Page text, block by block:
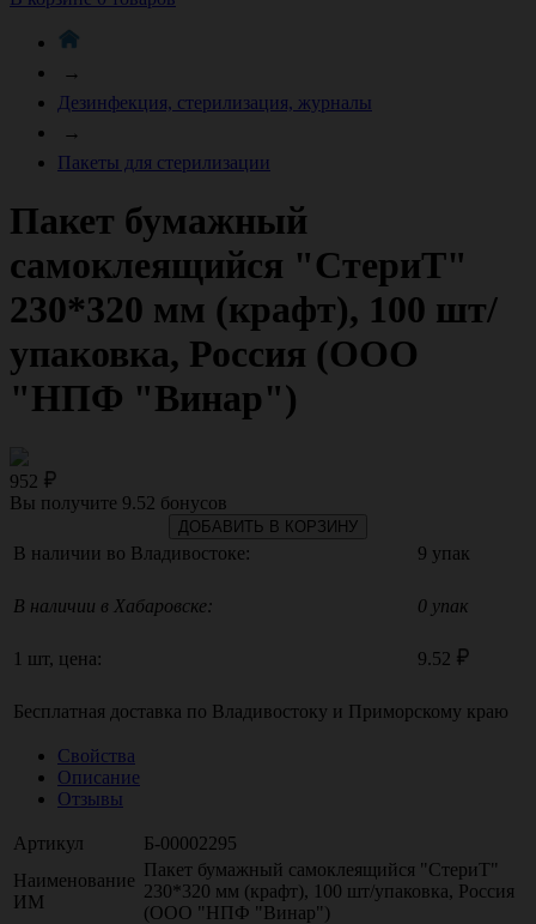
→
Дезинфекция, стерилизация, журналы
→
Пакеты для стерилизации
Пакет бумажный
самоклеящийся "СтериТ"
230*320 мм (крафт), 100 шт/
упаковка, Россия (ООО
"НПФ "Винар")
952
Вы получите 9.52 бонусов
ДОБАВИТЬ В КОРЗИНУ
В наличии во Владивостоке: 9 упак
В наличии в Хабаровске: 0 упак
1 шт, цена: 9.52
Бесплатная доставка по Владивостоку и Приморскому краю
Свойства
Описание
Отзывы
Артикул
Б-00002295
Наименование
ИМ
Пакет бумажный самоклеящийся "СтериТ"
230*320 мм (крафт), 100 шт/упаковка, Россия
(ООО "НПФ "Винар")